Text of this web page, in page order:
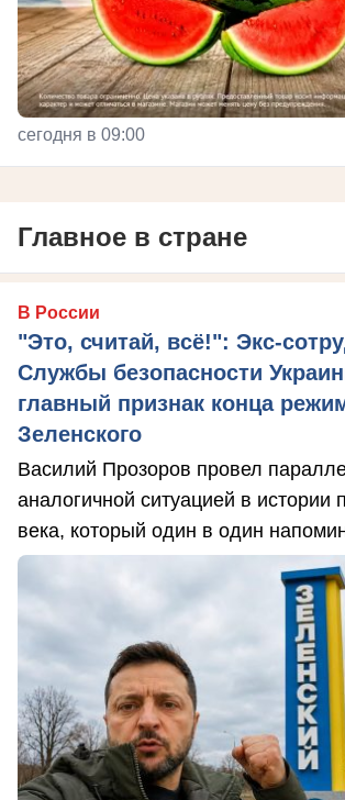
сегодня в 09:00
Главное в стране
В России
"Это, считай, всё!": Экс-
Службы безопасности
главный признак конца
Зеленского
Василий Прозоров провел
аналогичной ситуацией в истории
века, который один в один